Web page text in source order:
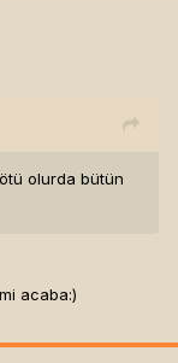
olurda bütün
acaba:)